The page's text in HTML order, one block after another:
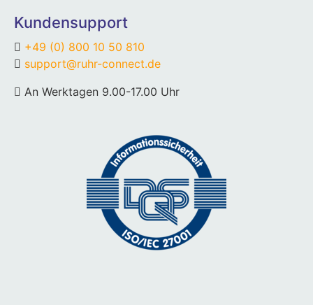
Kundensupport
+49 (0) 800 10 50 810
support@ruhr-connect.de
An Werktagen 9.00-17.00 Uhr